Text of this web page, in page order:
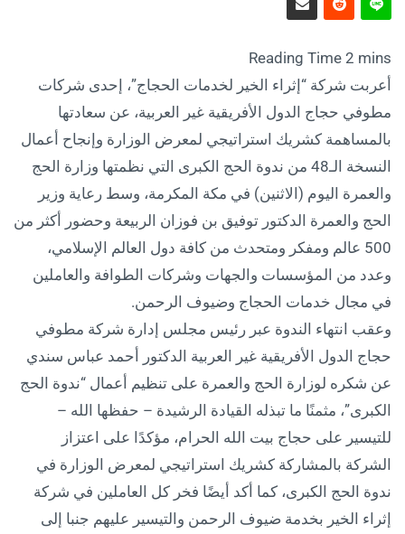
أعربت شركة “إثراء الخير لخدمات الحجاج”، إحدى شركات
مطوفي حجاج الدول الأفريقية غير العربية، عن سعادتها
بالمساهمة كشريك استراتيجي لمعرض الوزارة وإنجاح أعمال
النسخة الـ48 من ندوة الحج الكبرى التي نظمتها وزارة الحج
والعمرة اليوم (الاثنين) في مكة المكرمة، وسط رعاية وزير
الحج والعمرة الدكتور توفيق بن فوزان الربيعة وحضور أكثر من
500 عالم ومفكر ومتحدث من كافة دول العالم الإسلامي،
وعدد من المؤسسات والجهات وشركات الطوافة والعاملين
في مجال خدمات الحجاج وضيوف الرحمن.
وعقب انتهاء الندوة عبر رئيس مجلس إدارة شركة مطوفي
حجاج الدول الأفريقية غير العربية الدكتور أحمد عباس سندي
عن شكره لوزارة الحج والعمرة على تنظيم أعمال “ندوة الحج
الكبرى”، مثمنًا ما تبذله القيادة الرشيدة – حفظها الله –
للتيسير على حجاج بيت الله الحرام، مؤكدًا على اعتزاز
الشركة بالمشاركة كشريك استراتيجي لمعرض الوزارة في
ندوة الحج الكبرى، كما أكد أيضًا فخر كل العاملين في شركة
إثراء الخير بخدمة ضيوف الرحمن والتيسير عليهم جنبا إلى